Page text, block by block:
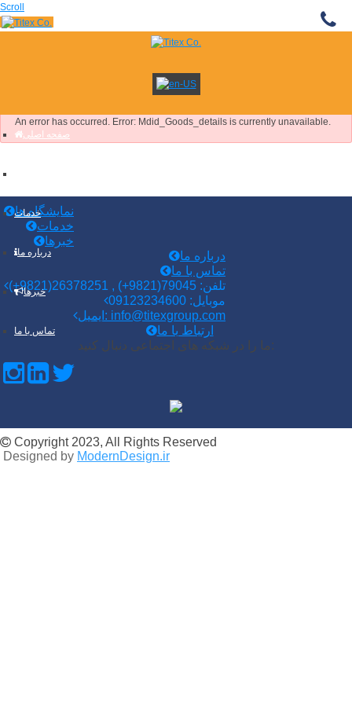
Scroll
صفحه اصلی
خدمات
درباره ما
خبرها
تماس با ما
An error has occurred. Error: Mdid_Goods_details is currently unavailable.
نمایشگاه ها
خدمات
خبرها
درباره ما
تماس با ما
(+9821)تلفن: 79045(9821+) , 26378251
موبایل: 09123234600
ایمیل: info@titexgroup.com
ارتباط با ما
ما را در شبکه های اجتماعی دنبال کنید:
Copyright 2023, All Rights Reserved
Designed by ModernDesign.ir